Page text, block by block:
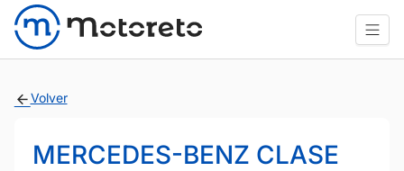
Volver
MERCEDES-BENZ CLASE